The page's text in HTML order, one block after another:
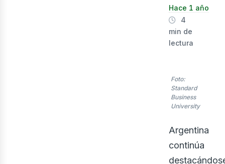
Hace 1 año
4
min de
lectura
Foto:
Standard
Business
University
Argentina
continúa